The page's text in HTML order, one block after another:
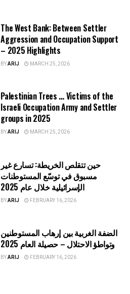
The West Bank: Between Settler
Aggression and Occupation Support
– 2025 Highlights
BYARIJ MARCH 25, 2026
Palestinian Trees … Victims of the
Israeli Occupation Army and Settler
groups in 2025
BYARIJ MARCH 25, 2026
حين تتقلص الخريطة: تسارع غير
مسبوق في توسّع المستوطنات
الإسرائيلية خلال عام 2025
BYARIJ FEBRUARY 16, 2026
الضفة الغربية بين إرهاب المستوطنين
وتواطؤ الاحتلال – حصيلة العام 2025
BYARIJ FEBRUARY 16, 2026